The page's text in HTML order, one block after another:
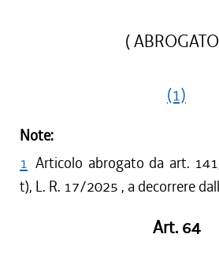
(
(1)
Note:
1 Articolo abrogato da art.
t), L. R. 17/2025 , a decorrere
Art. 64